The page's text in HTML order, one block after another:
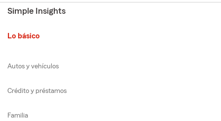
Simple Insights
Lo básico
Autos y vehículos
Crédito y préstamos
Familia